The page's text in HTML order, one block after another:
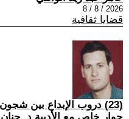
2026 / 8 / 8
قضايا ثقافية
(23) دروب الإبداع بين